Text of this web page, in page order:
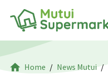
Home News Mutui